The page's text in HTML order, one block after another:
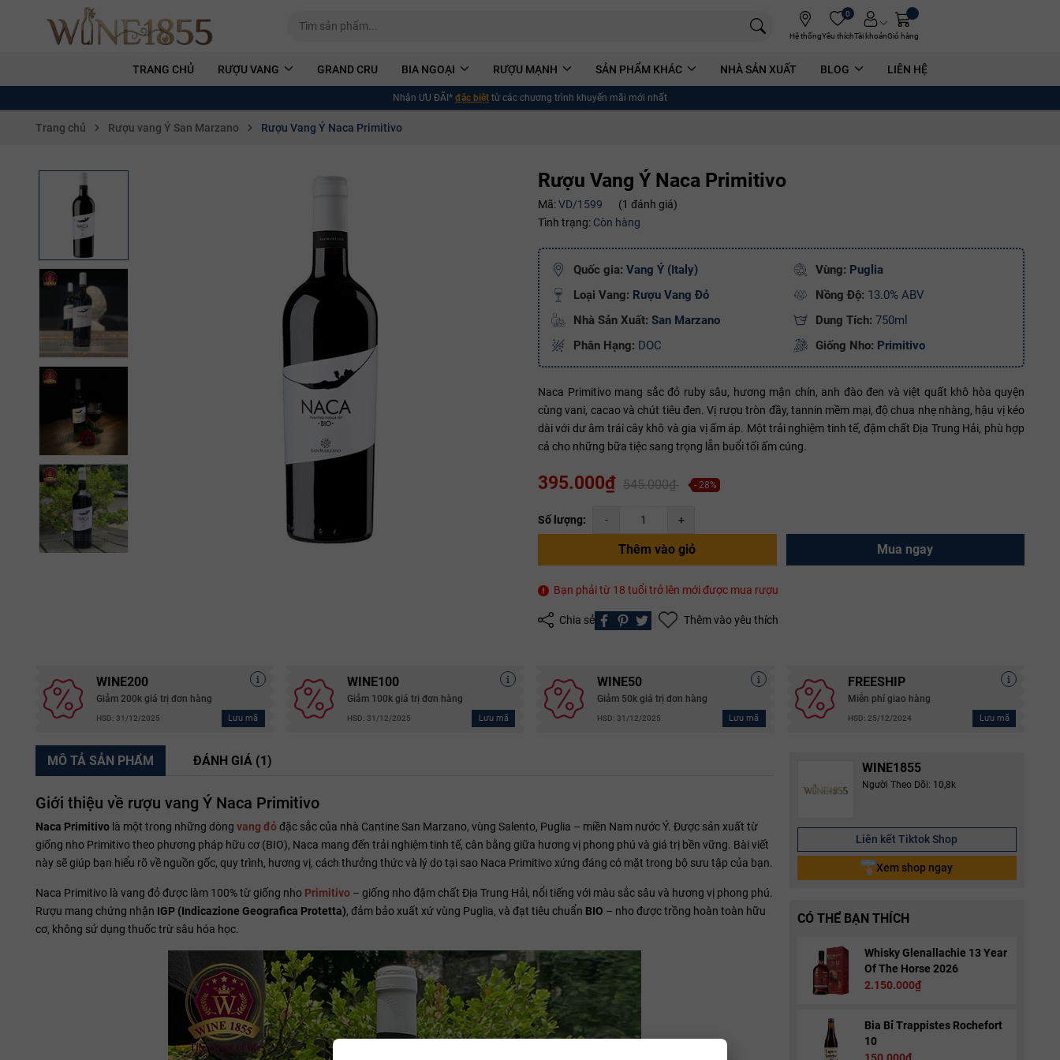
Hệ thống
0
Yêu thíchTài khoảnGiỏ hàng
TRANG CHỦ RƯỢU VANG GRAND CRU BIA NGOẠI RƯỢU MẠNH SẢN PHẨM KHÁC NHÀ SẢN XUẤT BLOG LIÊN HỆ
Nhận ƯU ĐÃI* đặc biệt từ các chương trình khuyến mãi mới nhất
Trang chủ Rượu vang Ý San Marzano Rượu Vang Ý Naca Primitivo
Rượu Vang Ý Naca Primitivo
Mã:VD/1599
(1 đánh giá)
Tình trạng: Còn hàng
Quốc gia: Vang Ý (Italy) Vùng: Puglia
Loại Vang: Rượu Vang Đỏ Nồng Độ: 13.0% ABV
Nhà Sản Xuất: San Marzano Dung Tích: 750ml
Phân Hạng: DOC Giống Nho: Primitivo
Naca Primitivo mang sắc đỏ ruby sâu, hương mận chín, anh đào đen và việt quất khô hòa quyện
cùng vani, cacao và chút tiêu đen. Vị rượu tròn đầy, tannin mềm mại, độ chua nhẹ nhàng, hậu vị kéo
dài với dư âm trái cây khô và gia vị ấm áp. Một trải nghiệm tinh tế, đậm chất Địa Trung Hải, phù hợp
cả cho những bữa tiệc sang trọng lẫn buổi tối ấm cúng.
395.000₫ 545.000₫ - 28%
Số lượng: - +
Thêm vào giỏ Mua ngay
Bạn phải từ 18 tuổi trở lên mới được mua rượu
Chia sẻ Thêm vào yêu thích
WINE200
Giảm 200k giá trị đơn hàng
HSD: 31/12/2025 Lưu mã
WINE100
Giảm 100k giá trị đơn hàng
HSD: 31/12/2025 Lưu mã
WINE50
Giảm 50k giá trị đơn hàng
HSD: 31/12/2025 Lưu mã
FREESHIP
Miễn phí giao hàng
HSD: 25/12/2024 Lưu mã
Ngày hết hạn:
WINE1855
Người Theo Dõi: 10,8k
Liên kết Tiktok Shop
Xem shop ngay
CÓ THỂ BẠN THÍCH
Whisky Glenallachie 13 Year
Of The Horse 2026
2.150.000₫
Bia Bỉ Trappistes Rochefort
10
150.000₫
MÔ TẢ SẢN PHẨM ĐÁNH GIÁ (1)
Giới thiệu về rượu vang Ý Naca Primitivo
Naca Primitivo là một trong những dòng vang đỏđặc sắc của nhà Cantine San Marzano, vùng Salento, Puglia – miền Nam nước Ý. Được sản xuất từ
giống nho Primitivo theo phương pháp hữu cơ (BIO), Naca mang đến trải nghiệm tinh tế, cân bằng giữa hương vị phong phú và giá trị bền vững. Bài viết
này sẽ giúp bạn hiểu rõ về nguồn gốc, quy trình, hương vị, cách thưởng thức và lý do tại sao Naca Primitivo xứng đáng có mặt trong bộ sưu tập của bạn.
Naca Primitivo là vang đỏ được làm 100% từ giống nho Primitivo – giống nho đậm chất Địa Trung Hải, nổi tiếng với màu sắc sâu và hương vị phong phú.
Rượu mang chứng nhận IGP (Indicazione Geografica Protetta), đảm bảo xuất xứ vùng Puglia, và đạt tiêu chuẩn BIO – nho được trồng hoàn toàn hữu
cơ, không sử dụng thuốc trừ sâu hóa học.